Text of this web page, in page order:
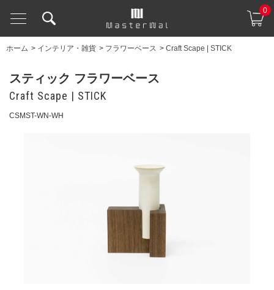
0
ホーム > インテリア・雑貨 > フラワーベース > Craft Scape | STICK
スティック フラワーベース
Craft Scape | STICK
CSMST-WN-WH